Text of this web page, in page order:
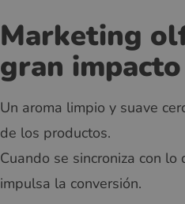
Marketing
gran impacto
Un aroma limpio y suave
de los productos.
Cuando se sincroniza con
impulsa la conversión.